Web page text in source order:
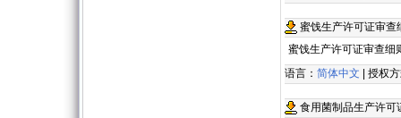
蜜饯生产许可证审查
蜜饯生产许可证审查细
语言： 简体中文 | 授权
食用菌制品生产许可